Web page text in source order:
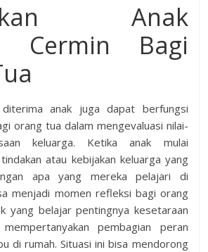
Anak
Cermin Bagi
diterima anak juga dapat berfungsi
orang tua dalam mengevaluasi nilai-
keluarga. Ketika anak mulai
atau kebijakan keluarga yang
apa yang mereka pelajari di
menjadi momen refleksi bagi orang
yang belajar pentingnya kesetaraan
pembagian peran
di rumah. Situasi ini bisa mendorong